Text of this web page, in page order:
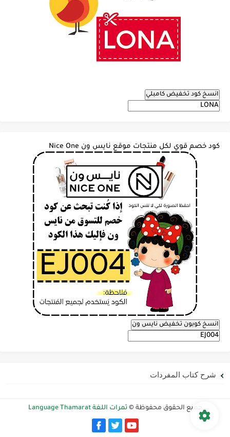
انسخ كود تخفيض كامبلي
كود خصم قوي لكل منتجات موقع نايس ون Nice One
انسخ كوبون تخفيض نايس ون
شرح كتاب المفردات
جميع الحقوق محفوظة © ثمرات اللغة Language Thamarat